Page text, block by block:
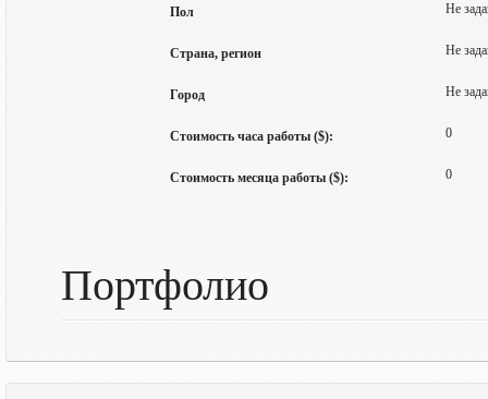
Пол Не
Страна, регион Не
Город Не
Стоимость часа работы ($): 0
Стоимость месяца работы ($): 0
Портфолио